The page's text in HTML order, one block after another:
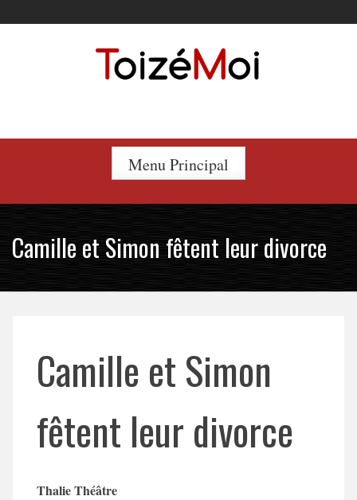
to
Menu Principal
Camille et Simon fêtent leur divorce
Camille et Simon
fêtent leur divorce
Thalie Théâtre